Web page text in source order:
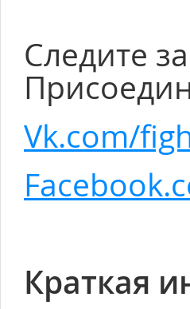
Следите
Vk.com/
Краткая